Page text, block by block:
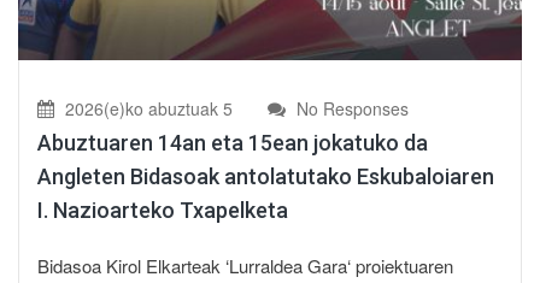
2026(e)ko abuztuak 5 No Responses
Abuztuaren 14an eta 15ean jokatuko da
Angleten Bidasoak antolatutako Eskubaloiaren
I. Nazioarteko Txapelketa
Bidasoa Kirol Elkarteak ‘Lurraldea Gara‘ proiektuaren